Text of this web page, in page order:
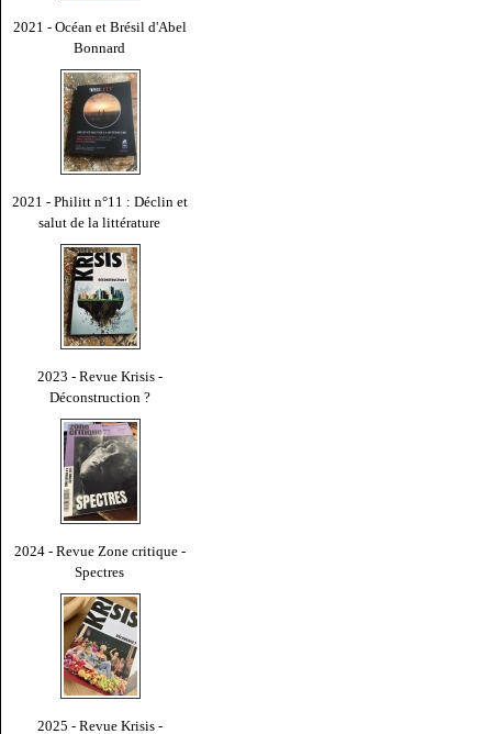
2021 - Océan et Brésil d'Abel
Bonnard
2021 - Philitt n°11 : Déclin et
salut de la littérature
2023 - Revue Krisis -
Déconstruction ?
2024 - Revue Zone critique -
Spectres
2025 - Revue Krisis -